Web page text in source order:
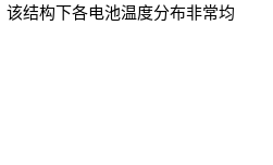
结构下各电池温度分布非常均